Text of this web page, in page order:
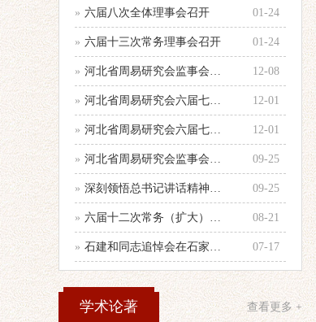
» 六届八次全体理事会召开 01-24
» 六届十三次常务理事会召开 01-24
» 河北省周易研究会监事会召开年度第二次 12-08
» 河北省周易研究会六届七次全体理事会顺 12-01
» 河北省周易研究会六届七次理事会会议纪 12-01
» 河北省周易研究会监事会召开会议 09-25
» 深刻领悟总书记讲话精神，认真做好当前 09-25
» 六届十二次常务（扩大）会议召开 08-21
» 石建和同志追悼会在石家庄殡仪馆举行 07-17
学术论著 查看更多 +